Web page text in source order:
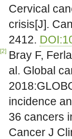
Cervical
crisis[J].
2412.
[2] Bray F,
al. Global
incidence
36 cancers
Cancer J